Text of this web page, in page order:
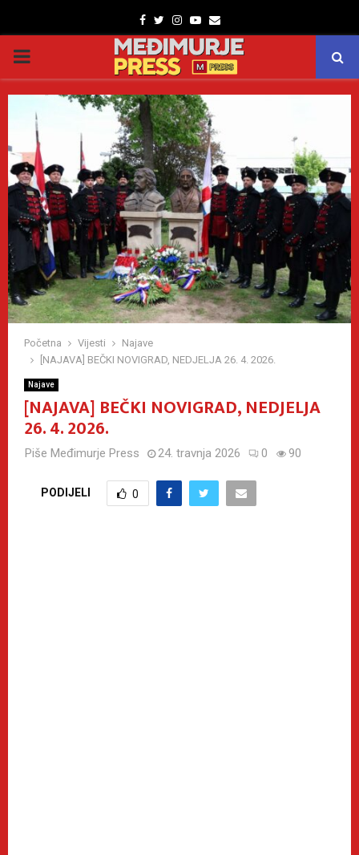
Facebook
TwitterInstagram
Youtube
Email
PRIMARY
MENU
Početna Vijesti
Najave
[NAJAVA] BEČKI NOVIGRAD, NEDJELJA 26. 4. 2026.
Najave
[NAJAVA] BEČKI NOVIGRAD, NEDJELJA
26. 4. 2026.
Piše Međimurje Press 24. travnja 2026 0 90
PODIJELI 0